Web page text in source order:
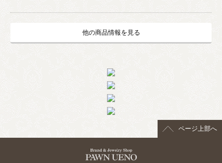
他の商品情報を見る
ページ上部へ